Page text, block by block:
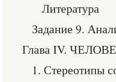
Литература
Задание 9.
Глава IV.
1. Стереотипы